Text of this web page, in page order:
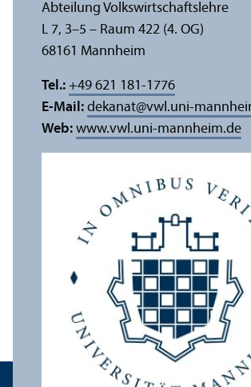
Abteilung Volkswirtschafts­lehre
L 7, 3–5 – Raum 422 (4. OG)
68161 Mannheim
Tel.: +49 621 181-1776
E-Mail: dekanat@vwl.uni-
Web: www.vwl.uni-mannheim.de